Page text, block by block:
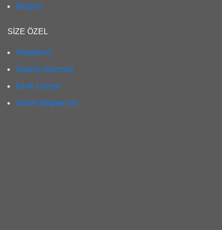
İletişim
SIZE ÖZEL
Hesabınız
Sipariş Geçmişi
İstek Listesi
Adres Bilgileriniz